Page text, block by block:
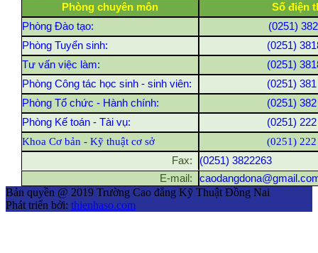
Phòng chuyên môn
Số điện
Phòng Đào tạo:
(0251)
Phòng Tuyển sinh:
(0251)
Tư vấn việc làm:
(0251)
Phòng Công tác học sinh - sinh viên:
(0251)
Phòng Tổ chức - Hành chính:
(0251)
Phòng Kế toán - Tài vụ:
(0251)
Khoa Cơ bản - Kỹ thuật cơ sở
(0251)
Fax:
(0251) 3822263
E-mail:
Bản quyền @ 2019 Trường Cao đẳng Kỹ Thuật Đồng Nai
Phát triển bởi: thienhaso.com